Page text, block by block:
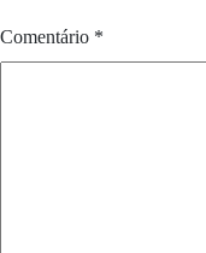
Comentário *